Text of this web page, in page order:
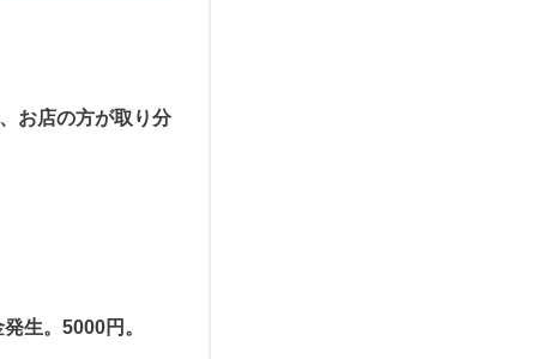
お店の方が取り分
生。5000円。